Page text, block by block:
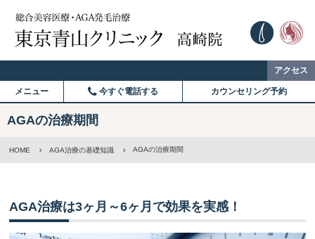
アクセス
メニュー 今すぐ電話する カウンセリング予約
AGAの治療期間
HOME AGA治療の基礎知識 AGAの治療期間
AGA治療は3ヶ月～6ヶ月で効果を実感！